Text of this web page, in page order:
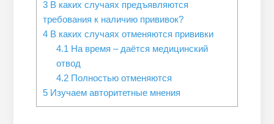
3В каких случаях предъявляются
требования к наличию прививок?
4В каких случаях отменяются прививки
4.1 На время – даётся медицинский
отвод
4.2 Полностью отменяются
5Изучаем авторитетные мнения